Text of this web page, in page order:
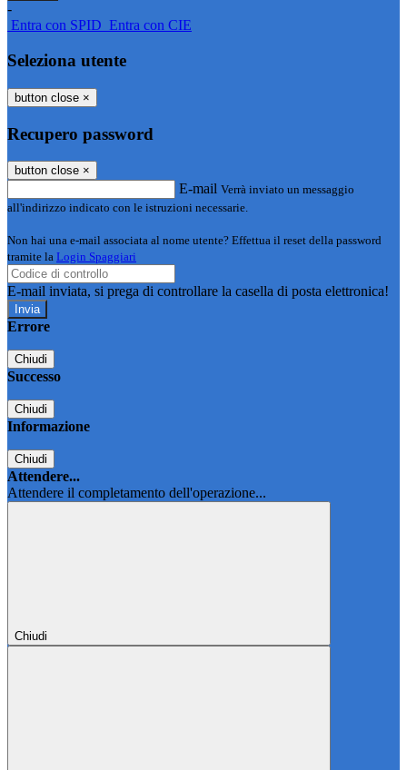
-
Entra con SPID Entra con CIE
Seleziona utente
button close ×
Recupero password
button close ×
E-mail Verrà inviato un messaggio
all'indirizzo indicato con le istruzioni necessarie.
Non hai una e-mail associata al nome utente? Effettua il reset della password
tramite la Login Spaggiari
E-mail inviata, si prega di controllare la casella di posta elettronica!
Errore
Chiudi
Successo
Chiudi
Informazione
Chiudi
Attendere...
Attendere il completamento dell'operazione...
Chiudi